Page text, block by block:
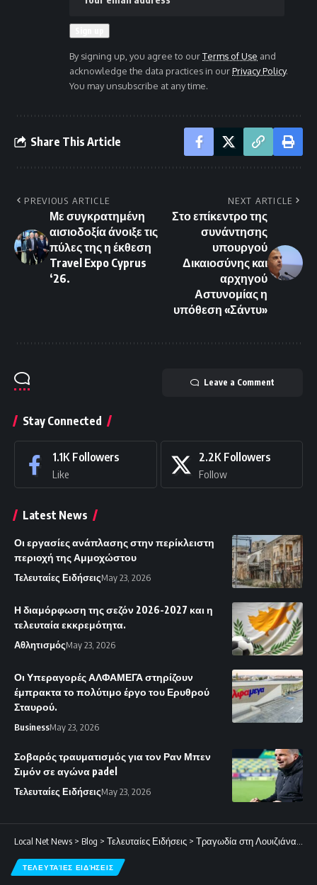
By signing up, you agree to ourTerms of Use and
acknowledge the data practices in ourPrivacy Policy.
You may unsubscribe at any time.
Share This Article
PREVIOUS ARTICLE
Με συγκρατημένη
αισιοδοξία άνοιξε τις
πύλες της η έκθεση
Travel Expo Cyprus
‘26.
NEXT ARTICLE
Στο επίκεντρο της
συνάντησης
υπουργού
Δικαιοσύνης και
αρχηγού
Αστυνομίας η
υπόθεση «Σάντυ»
Leave a Comment
Stay Connected
1.1K Followers
Like
2.2K Followers
Follow
Latest News
Οι εργασίες ανάπλασης στην περίκλειστη
περιοχή της Αμμοχώστου
Τελευταίες ΕιδήσειςMay 23, 2026
Η διαμόρφωση της σεζόν 2026-2027 και η
τελευταία εκκρεμότητα.
ΑθλητισμόςMay 23, 2026
Οι Υπεραγορές ΑΛΦΑΜΕΓΑ στηρίζουν
έμπρακτα το πολύτιμο έργο του Ερυθρού
Σταυρού.
BusinessMay 23, 2026
Σοβαρός τραυματισμός για τον Ραν Μπεν
Σιμόν σε αγώνα padel
Τελευταίες ΕιδήσειςMay 23, 2026
Local Net News > Blog > Τελευταίες Ειδήσεις > Τραγωδία στη Λουιζιάνα: Πατέρας δολοφόνησε επτά από τα παιδιά του και ένα ακόμη άτομο.
ΤΕΛΕΥΤΑΊΕΣ ΕΙΔΉΣΕΙΣ